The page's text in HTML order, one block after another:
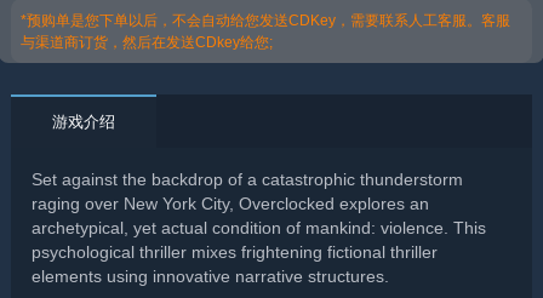
*预购单是您下单以后，不会自动给您发送CDKey，需要联系人工客服。客服
与渠道商订货，然后在发送CDkey给您;
游戏介绍
Set against the backdrop of a catastrophic thunderstorm
raging over New York City, Overclocked explores an
archetypical, yet actual condition of mankind: violence. This
psychological thriller mixes frightening fictional thriller
elements using innovative narrative structures.